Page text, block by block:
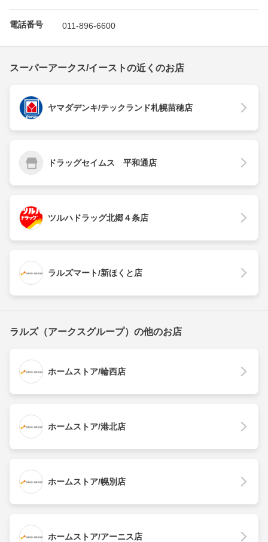
電話番号 011-896-6600
スーパーアークス/イーストの近くのお店
ヤマダデンキ/テックランド札幌苗穂店
ドラッグセイムス 平和通店
ツルハドラッグ北郷４条店
ラルズマート/新ほくと店
ラルズ（アークスグループ）の他のお店
ホームストア/輪西店
ホームストア/港北店
ホームストア/幌別店
ホームストア/アーニス店